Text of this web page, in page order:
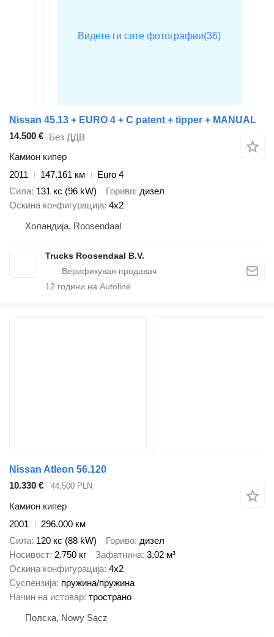
Nissan 45.13 + EURO 4 + C patent + tipper + MANUAL
14.500 € Без ДДВ
Камион кипер
2011
147.161 км
Euro 4
Сила 131 кс (96 kW) Гориво дизел
Оскина конфигурација 4x2
Холандија, Roosendaal
Trucks Roosendaal B.V.
12 години на Autoline
Nissan Atleon 56.120
10.330 €
44.500 PLN
Камион кипер
2001
296.000 км
Сила 120 кс (88 kW) Гориво дизел
Носивост 2.750 кг Зафатнина 3,02 м³
Оскина конфигурација 4x2
Суспензија пружина/пружина
Начин на истовар тространо
Полска, Nowy Sącz